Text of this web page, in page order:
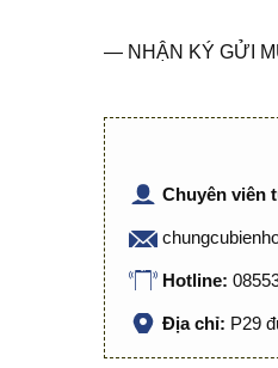
— NHẬN KÝ GỬI
Chuyên viên
Hotline:
Địa chỉ: P29